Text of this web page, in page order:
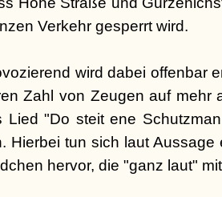
Verkehr gesperrt wird.
wird dabei offenbar
Zahl von Zeugen auf mehr
Lied "Do steit ene
Hierbei tun sich laut
hervor, die "ganz laut"